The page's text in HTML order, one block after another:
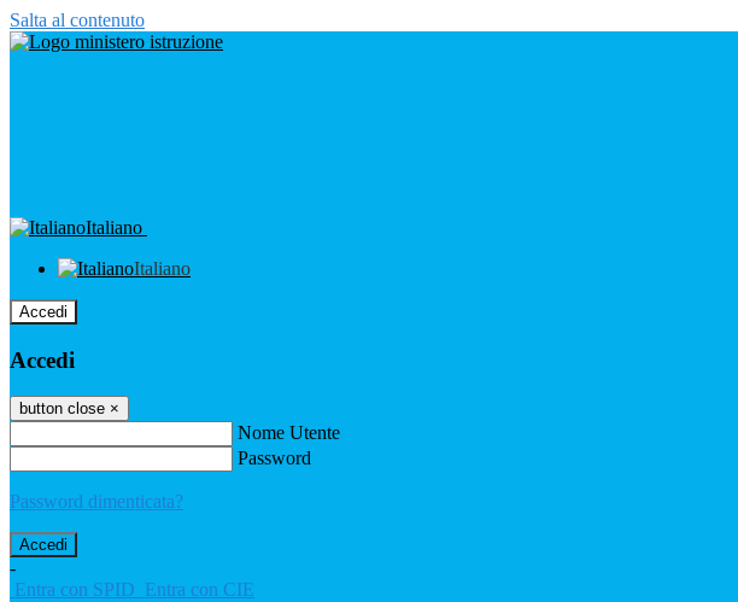
Salta al contenuto
Italiano
Italiano
Accedi
Accedi
button close ×
Nome Utente
Password
Password dimenticata?
-
Entra con SPID Entra con CIE